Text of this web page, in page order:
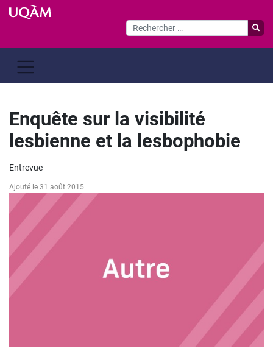
Passer
Enquête sur la visibilité
lesbienne et la lesbophobie
Entrevue
Ajouté le 31 août 2015